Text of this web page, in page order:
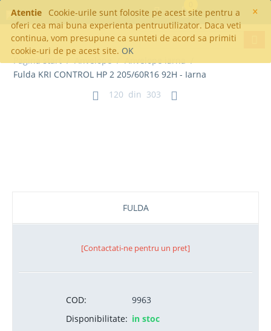
×
Atentie
Cookie-urile sunt folosite pe acest site pentru a
oferi cea mai buna experienta pentruutilizator. Daca veti
continua, vom presupune ca sunteti de acord sa primiti
cookie-uri de pe acest site. OK
Fulda KRI CONTROL HP 2 205/60R16 92H - Iarna
120 din 303
FULDA
[Contactati-ne pentru un pret]
COD:
9963
Disponibilitate: in stoc